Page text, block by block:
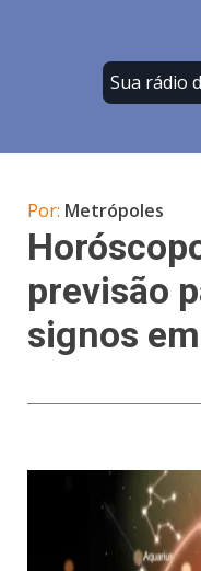
Sua rádio
Por: Metrópoles
previsão
signos